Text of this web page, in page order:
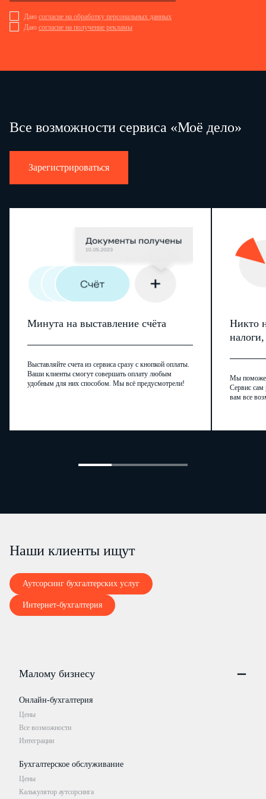
Даю согласие на обработку персональных данных
Даю согласие на получение рекламы
Все возможности сервиса «Моё дело»
Зарегистрироваться
Минута на выставление счёта
Выставляйте счета из сервиса сразу с кнопкой оплаты.
Ваши клиенты смогут совершать оплату любым
удобным для них способом. Мы всё предусмотрели!
Никто
Мы
Сервис сам
вам все
Наши клиенты ищут
Аутсорсинг бухгалтерских услуг
Интернет-бухгалтерия
Малому бизнесу
Онлайн-бухгалтерия
Цены
Все возможности
Интеграции
Бухгалтерское обслуживание
Цены
Калькулятор аутсорсинга